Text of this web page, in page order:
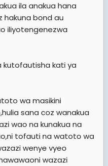
kulazimishwa mapenzi.
kuona posts za usiku za
na kilevi na hasira.kwa
ni mgonjwa ilipaswa
watoto haziharibiki siku 1
wengi hujadili kuhusu
na picha nyingi
bonding na presence ya
ingekuwa tofauti
ila anakua hana
hakuna bond au
iliyotengenezwa
kutofautisha kati ya
wa masikini
sana coz wanakua
wao na kunakua na
tofauti na watoto wa
wenye vyeo
wazazi